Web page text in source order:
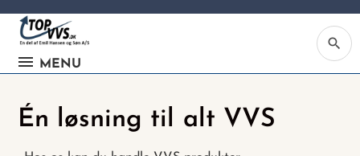
MENU
search
Én løsning til alt VVS